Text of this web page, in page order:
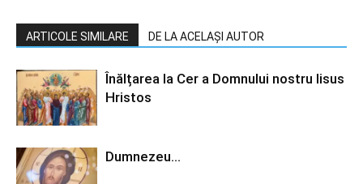
ARTICOLE SIMILARE DE LA ACELAȘI AUTOR
Înălțarea la Cer a Domnului nostru Iisus
Hristos
Dumnezeu…